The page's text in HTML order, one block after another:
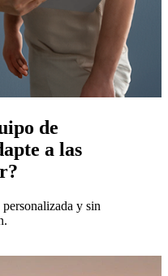
de
a las
y sin